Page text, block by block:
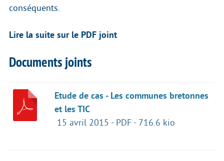
conséquents.
Lire la suite sur le PDF joint
Documents joints
Etude de cas - Les communes bretonnes
et les TIC
15 avril 2015 - PDF - 716.6 kio